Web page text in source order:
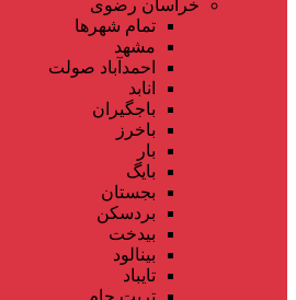
خراسان رضوی
تمام شهر‌ها
مشهد
احمدآباد صولت
انابد
باجگیران
باخرز
بار
بایگ
بجستان
بردسکن
بیدخت
بینالود
تایباد
تربت جام